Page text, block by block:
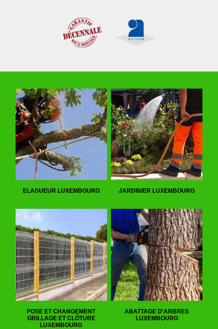
ELAGUEUR LUXEMBOURG JARDINIER LUXEMBOURG
POSE ET CHANGEMENT
GRILLAGE ET CLÔTURE
LUXEMBOURG
ABATTAGE D'ARBRES
LUXEMBOURG